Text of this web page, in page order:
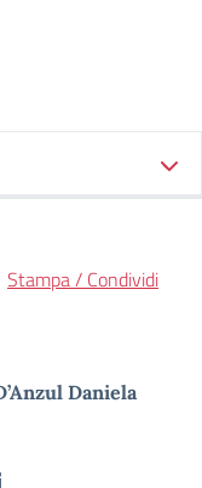
Stampa / Condividi
Daniela